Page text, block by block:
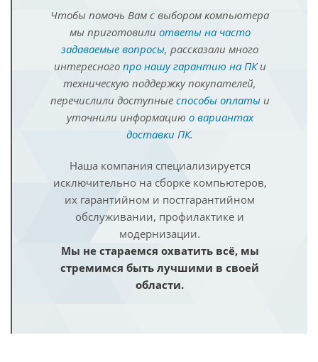
Чтобы помочь Вам с выбором компьютера
мы приготовили ответы на часто
задаваемые вопросы, рассказали много
интересного про нашу гарантию на ПКи
техническую поддержку покупателей,
перечислили доступные способы оплатыи
уточнили информацию о вариантах
доставки ПК.
Наша компания специализируется
исключительно на сборке компьютеров,
их гарантийном и постгарантийном
обслуживании, профилактике и
модернизации.
Мы не стараемся охватить всё, мы
стремимся быть лучшими в своей
области.